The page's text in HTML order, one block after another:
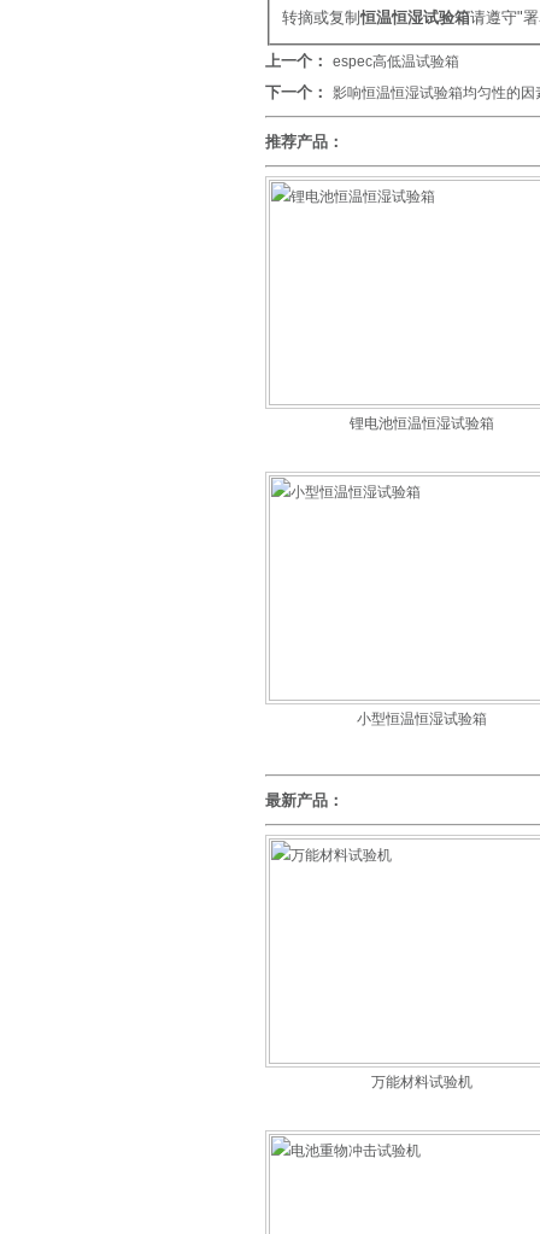
转摘或复制恒温恒湿试验箱请遵守"
上一个： espec高低温试验箱
下一个： 影响恒温恒湿试验箱均匀性的因
推荐产品：
锂电池恒温恒湿试验箱
小型恒温恒湿试验箱
最新产品：
万能材料试验机